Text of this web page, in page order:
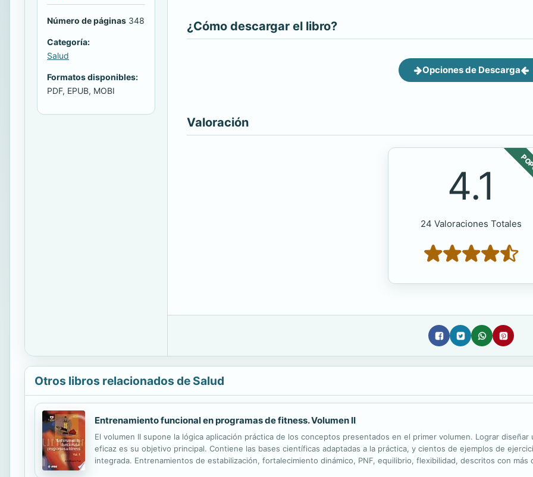
Número de páginas 348
Categoría:
Salud
Formatos disponibles:
PDF, EPUB, MOBI
¿Cómo descargar el libro?
Opciones de Descarga
Valoración
4.1
24 Valoraciones Totales
Otros libros relacionados de Salud
Entrenamiento funcional en programas de fitness. Volumen II
El volumen II supone la lógica aplicación práctica de los conceptos presentados en el primer volumen. Lograr
eficaz es su objetivo principal. Contiene las bases científicas adaptadas a la práctica, y cientos de ejemplos de
integrada. Entrenamientos de estabilización, fortalecimiento dinámico, PNF, equilibrio, flexibilidad, descritos con